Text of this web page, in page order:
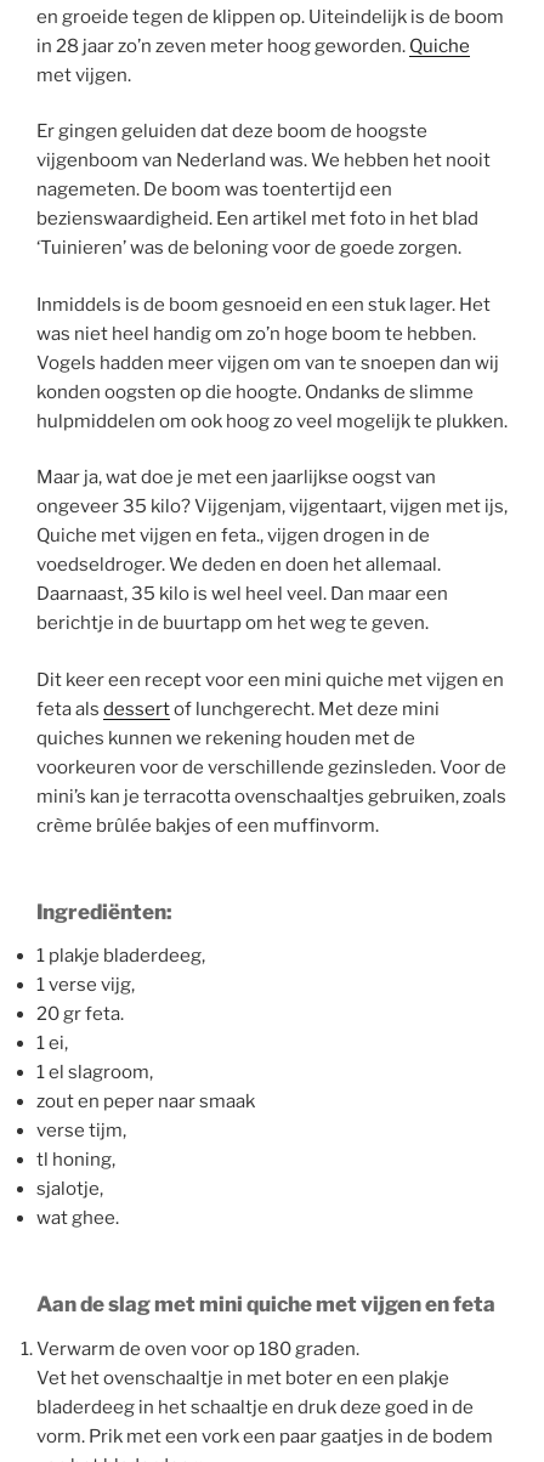
en groeide tegen de klippen op. Uiteindelijk is de boom
in 28 jaar zo’n zeven meter hoog geworden. Quiche
met vijgen.
Er gingen geluiden dat deze boom de hoogste
vijgenboom van Nederland was. We hebben het nooit
nagemeten. De boom was toentertijd een
bezienswaardigheid. Een artikel met foto in het blad
‘Tuinieren’ was de beloning voor de goede zorgen.
Inmiddels is de boom gesnoeid en een stuk lager. Het
was niet heel handig om zo’n hoge boom te hebben.
Vogels hadden meer vijgen om van te snoepen dan wij
konden oogsten op die hoogte. Ondanks de slimme
hulpmiddelen om ook hoog zo veel mogelijk te plukken.
Maar ja, wat doe je met een jaarlijkse oogst van
ongeveer 35 kilo? Vijgenjam, vijgentaart, vijgen met ijs,
Quiche met vijgen en feta., vijgen drogen in de
voedseldroger. We deden en doen het allemaal.
Daarnaast, 35 kilo is wel heel veel. Dan maar een
berichtje in de buurtapp om het weg te geven.
Dit keer een recept voor een mini quiche met vijgen en
feta als dessertof lunchgerecht. Met deze mini
quiches kunnen we rekening houden met de
voorkeuren voor de verschillende gezinsleden. Voor de
mini’s kan je terracotta ovenschaaltjes gebruiken, zoals
crème brûlée bakjes of een muffinvorm.
Ingrediënten:
1 plakje bladerdeeg,
1 verse vijg,
20 gr feta.
1 ei,
1 el slagroom,
zout en peper naar smaak
verse tijm,
tl honing,
sjalotje,
wat ghee.
Aan de slag met mini quiche met vijgen en feta
Verwarm de oven voor op 180 graden.
Vet het ovenschaaltje in met boter en een plakje
bladerdeeg in het schaaltje en druk deze goed in de
vorm. Prik met een vork een paar gaatjes in de bodem